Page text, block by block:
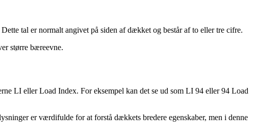
tal er normalt angivet på siden af dækket og består af to eller tre cifre.
større bæreevne.
LI eller Load Index. For eksempel kan det se ud som LI 94 eller 94 Load
er værdifulde for at forstå dækkets bredere egenskaber, men i denne